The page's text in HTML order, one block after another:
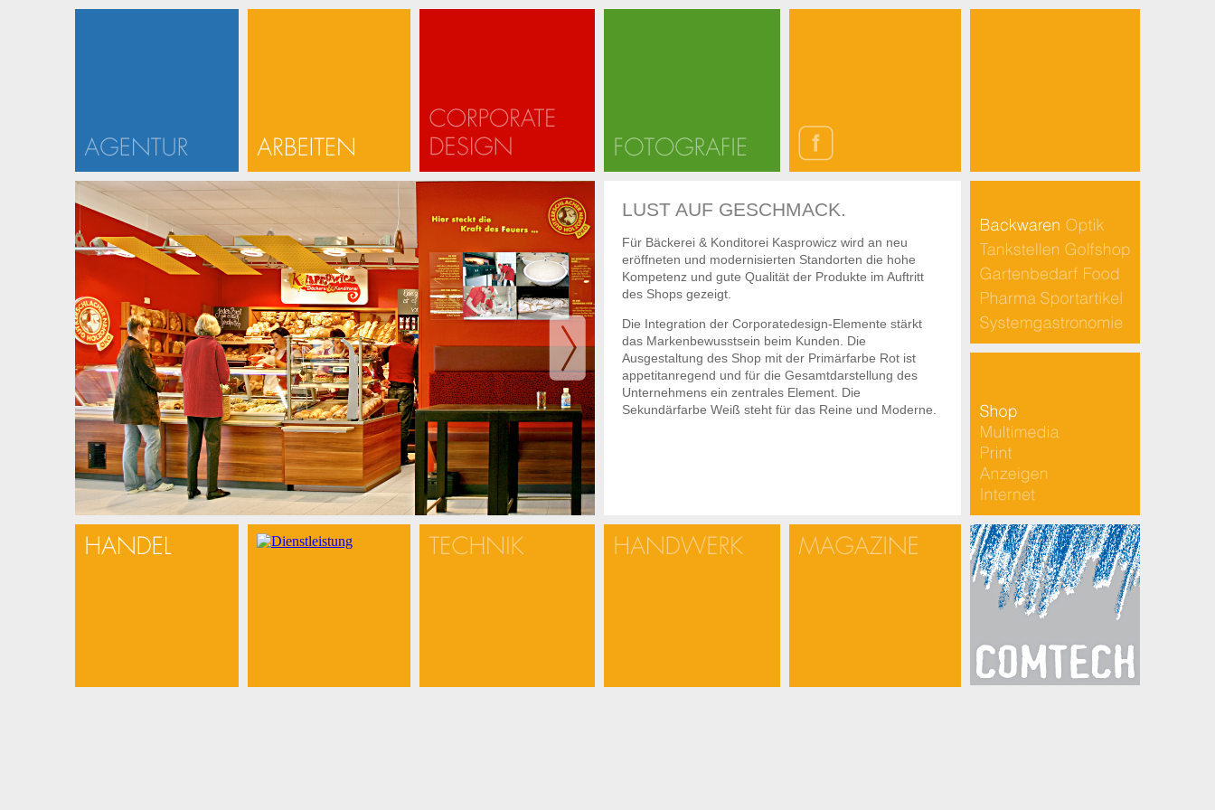
LUST AUF GESCHMACK.
Für Bäckerei & Konditorei Kasprowicz wird an neu
eröffneten und modernisierten Standorten die hohe
Kompetenz und gute Qualität der Produkte im Auftritt
des Shops gezeigt.
Die Integration der Corporatedesign-Elemente stärkt
das Markenbewusstsein beim Kunden. Die
Ausgestaltung des Shop mit der Primärfarbe Rot ist
appetitanregend und für die Gesamtdarstellung des
Unternehmens ein zentrales Element. Die
Sekundärfarbe Weiß steht für das Reine und Moderne.